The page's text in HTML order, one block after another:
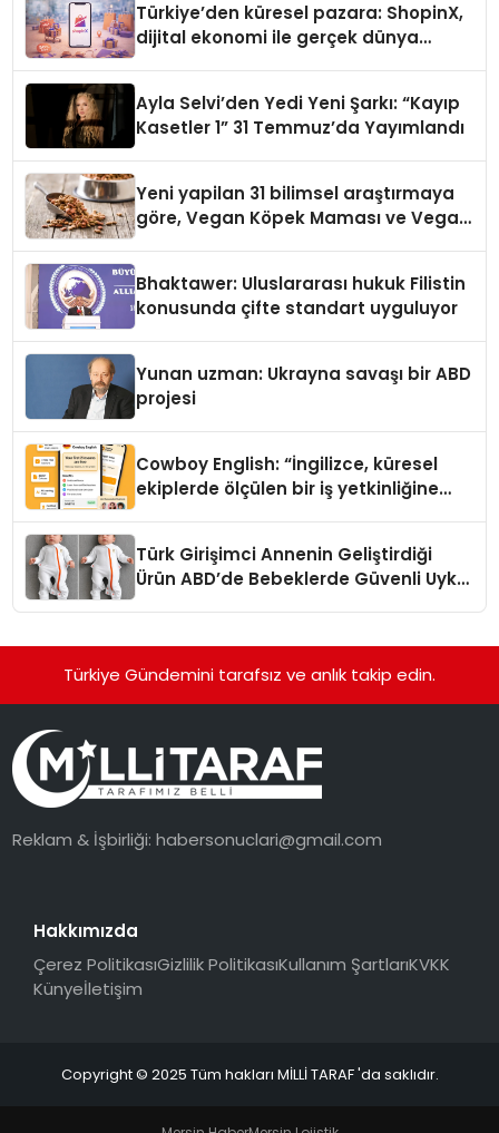
Türkiye’den küresel pazara: ShopinX,
dijital ekonomi ile gerçek dünya
Ayla Selvi’den Yedi Yeni Şarkı: “Kayıp
Kasetler 1” 31 Temmuz’da Yayımlandı
Yeni yapilan 31 bilimsel araştırmaya
göre, Vegan Köpek Maması ve Vegan
Bhaktawer: Uluslararası hukuk Filistin
konusunda çifte standart uyguluyor
Yunan uzman: Ukrayna savaşı bir ABD
projesi
Cowboy English: “İngilizce, küresel
ekiplerde ölçülen bir iş yetkinliğine
Türk Girişimci Annenin Geliştirdiği
Ürün ABD’de Bebeklerde Güvenli Uyku
Türkiye Gündemini tarafsız ve anlık takip edin.
Reklam & İşbirliği:habersonuclari@gmail.com
Hakkımızda
Çerez PolitikasıGizlilik PolitikasıKullanım ŞartlarıKVKK
Künyeİletişim
Copyright © 2025 Tüm hakları MİLLİ TARAF 'da saklıdır.